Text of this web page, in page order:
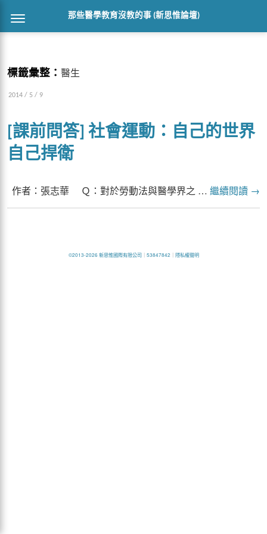
那些醫學教育沒教的事 (新思惟論壇)
標籤彙整： 醫生
2014 / 5 / 9
[課前問答] 社會運動：自己的世界
自己捍衛
作者：張志華 Ｑ：對於勞動法與醫學界之 … 繼續閱讀 →
©2013-2026 新思惟國際有限公司｜ 53847842 ｜ 隱私權聲明